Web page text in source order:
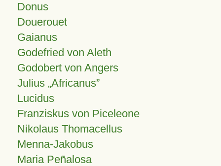
Donus
Douerouet
Gaianus
Godefried von Aleth
Godobert von Angers
Julius Africanus
Lucidus
Franziskus von Piceleone
Nikolaus Thomacellus
Menna-Jakobus
Maria Peñalosa